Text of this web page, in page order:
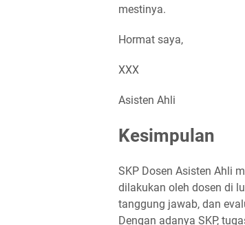
mestinya.
Hormat saya,
XXX
Asisten Ahli
Kesimpulan
SKP Dosen Asisten Ahli
dilakukan oleh dosen di
tanggung jawab, dan
Dengan adanya SKP,